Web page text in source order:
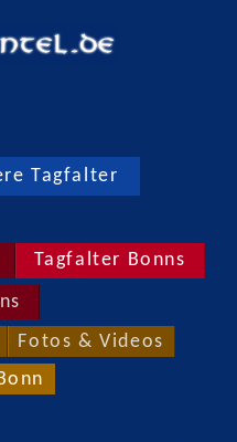
Tagfalter
Tagfalter Bonns
Fotos & Videos